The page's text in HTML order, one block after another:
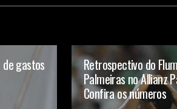
gastos
Retrospectivo do
Palmeiras no Allianz
Confira os números